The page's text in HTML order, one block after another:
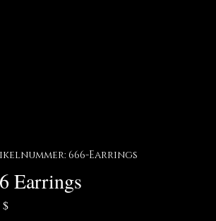
666-Earrings
Earrings
$Preis